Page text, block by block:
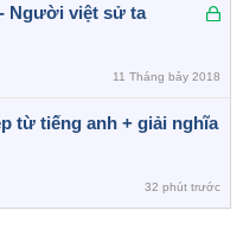
Đ
Người việt sử ta
11 Tháng bảy 2018
từ tiếng anh + giải nghĩa
32 phút trước